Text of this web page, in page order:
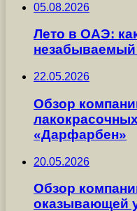
05.08.2026
Лето в ОАЭ:
незабываемый
22.05.2026
Обзор
«Дарфарбен»
20.05.2026
Обзор
оказывающей